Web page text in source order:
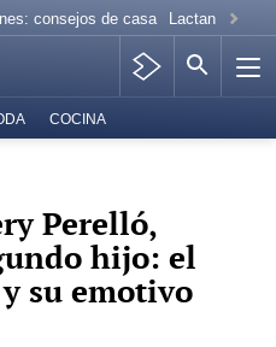
consejos de casa Lactancia
COCINA
Perelló,
hijo: el
su emotivo